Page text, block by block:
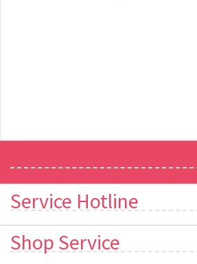
Service Hotline
Shop Service